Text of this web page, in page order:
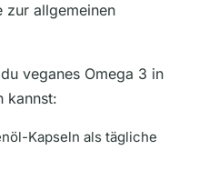
zur allgemeinen
veganes Omega 3 in
kannst:
Kapseln als tägliche